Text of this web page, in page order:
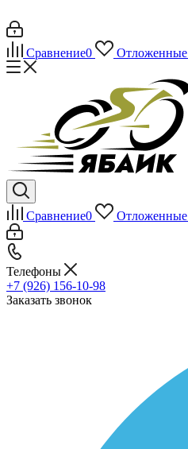
Сравнение0 Отложенные
Сравнение0 Отложенные
Телефоны
+7 (926) 156-10-98
Заказать звонок